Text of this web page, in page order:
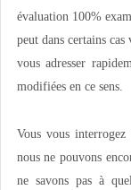
évaluation 100%
peut dans certains
vous adresser
modifiées en ce sens.
Vous vous
nous ne pouvons
ne savons pas à